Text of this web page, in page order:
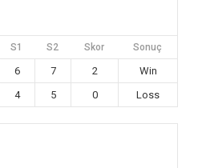
S1 S2 Skor Sonuç
6 7 2
Win
4 5 0 Loss